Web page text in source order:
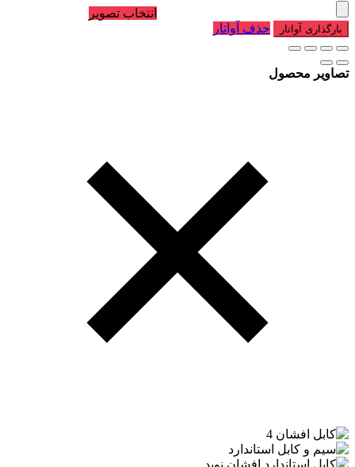
انتخاب تصویر
بارگذاری آواتار حذف آواتار
تصاویر محصول